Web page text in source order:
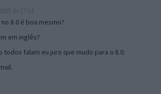
8.0 é boa mesmo?
em inglês?
falam eu juro que mudo para o 8.0.